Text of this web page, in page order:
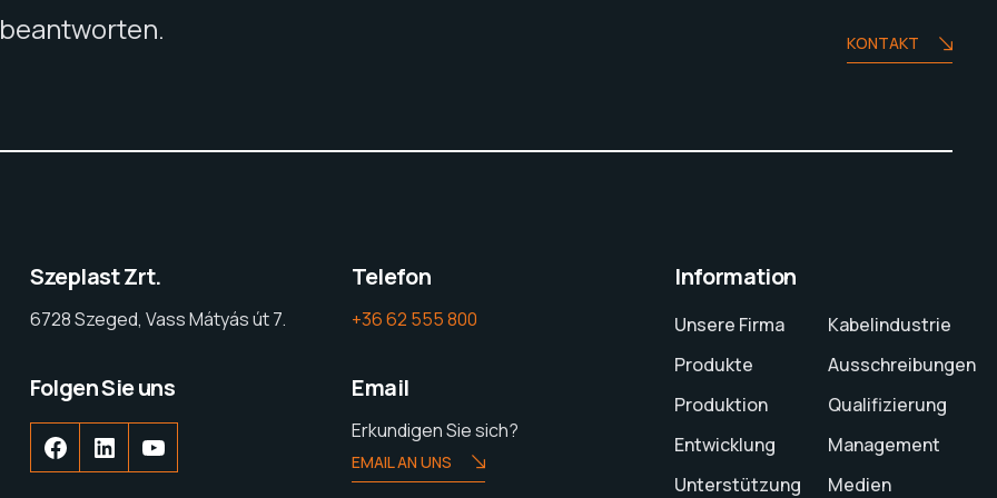
KONTAKT
Szeplast Zrt.
6728 Szeged, Vass Mátyás út 7.
Folgen Sie uns
Telefon
+36 62 555 800
Email
Erkundigen Sie sich?
EMAIL AN UNS
Information
Unsere Firma
Produkte
Produktion
Entwicklung
Unterstützung
Kabelindustrie
Ausschreibungen
Qualifizierung
Management
Medien